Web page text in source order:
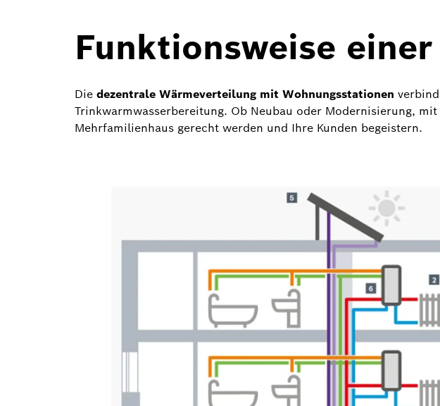
Funktionsweise
Die dezentrale Wärmeverteilung mit Wohnungsstationen
Trinkwarmwasserbereitung. Ob Neubau oder Modernisierung,
Mehrfamilienhaus gerecht werden und Ihre Kunden begeistern.